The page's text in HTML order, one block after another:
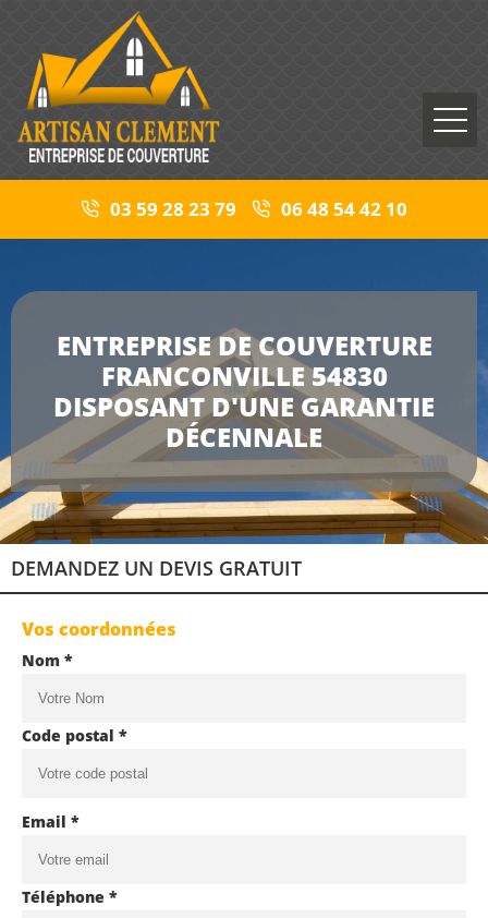
03 59 28 23 79 06 48 54 42 10
ENTREPRISE DE COUVERTURE
FRANCONVILLE 54830
DISPOSANT D'UNE GARANTIE
DÉCENNALE
DEMANDEZ UN DEVIS GRATUIT
Vos coordonnées
Nom *
Code postal *
Email *
Téléphone *